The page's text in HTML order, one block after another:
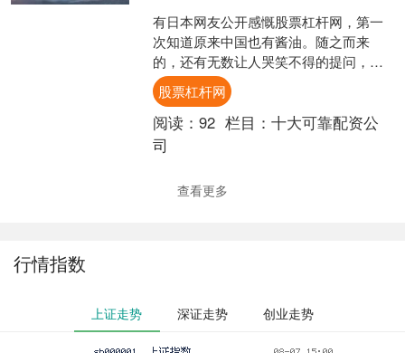
有日本网友公开感慨股票杠杆网，第一
次知道原来中国也有酱油。随之而来
的，还有无数让人哭笑不得的提问，中
国人平时也用汉字吗？ 中华料理里的酱
油，是不是为了适配日本人....
股票杠杆网
阅读： 92 栏目： 十大可靠配资公
司
查看更多
行情指数
上证走势 深证走势 创业走势